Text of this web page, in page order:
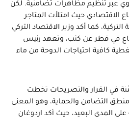
عبر تنظيم مظاهرات تضامنية. لكن
الاقتصادي حيث امتلأت المتاجر
التركية، كما أكد وزير الاقتصاد التركي
في قطر عن كثب، وتعهد رئيس
كافية احتياجات الدوحة من ماء
في القرار والتصريحات تخطت
التضامن والحماية، وهو المعنى
المدى البعيد، حيث أكد اردوغان